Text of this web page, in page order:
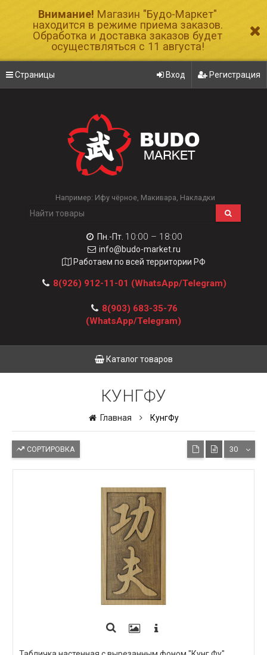
Внимание! Магазин "Будо-Маркет"
находится в режиме приема заказов.
Обработка и доставка заказов будет
осуществляться с 11 августа!
Страницы Вход Регистрация
Например: Ифу чёрное Макивара Накладки
Пн.-Пт. 10:00 – 18:00
info@budo-market.ru
Работаем по всей территории РФ
8(926) 912-11-01 (WhatsApp/Telegram)
8(903) 683-35-76
(WhatsApp/Telegram)
Каталог товаров
КУНГФУ
Главная КунгФу
СОРТИРОВКА 30